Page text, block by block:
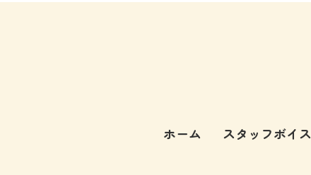
ホーム スタッフボイス